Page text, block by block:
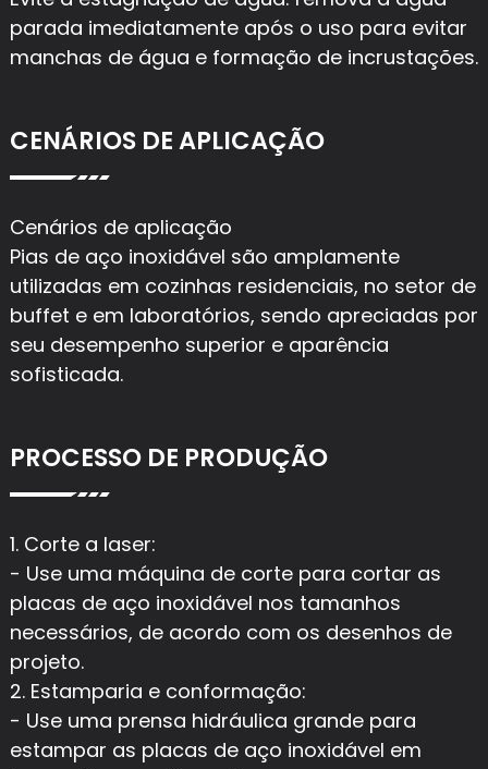
parada imediatamente após o uso para evitar
manchas de água e formação de incrustações.
CENÁRIOS DE APLICAÇÃO
Cenários de aplicação
Pias de aço inoxidável são amplamente
utilizadas em cozinhas residenciais, no setor de
buffet e em laboratórios, sendo apreciadas por
seu desempenho superior e aparência
sofisticada.
PROCESSO DE PRODUÇÃO
1. Corte a laser:
- Use uma máquina de corte para cortar as
placas de aço inoxidável nos tamanhos
necessários, de acordo com os desenhos de
projeto.
2. Estamparia e conformação:
- Use uma prensa hidráulica grande para
estampar as placas de aço inoxidável em